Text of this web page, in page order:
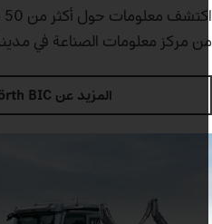
مركز معلومات الصناعة في
المزيد عن Wörth BIC ومركز العملاء